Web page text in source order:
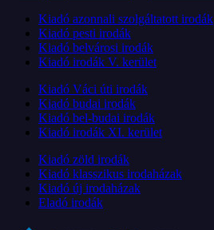
Kiadó azonnali szolgáltatott irodák
Kiadó pesti irodák
Kiadó belvárosi irodák
Kiadó irodák V. kerület
Kiadó Váci úti irodák
Kiadó budai irodák
Kiadó bel-budai irodák
Kiadó irodák XI. kerület
Kiadó zöld irodák
Kiadó klasszikus irodaházak
Kiadó új irodaházak
Eladó irodák